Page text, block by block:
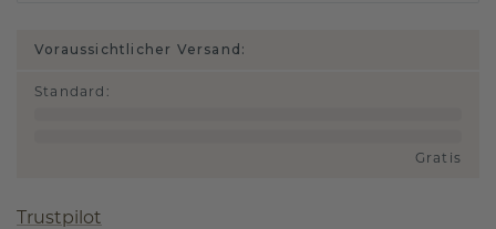
Voraussichtlicher Versand:
Standard :
Gratis
Trustpilot